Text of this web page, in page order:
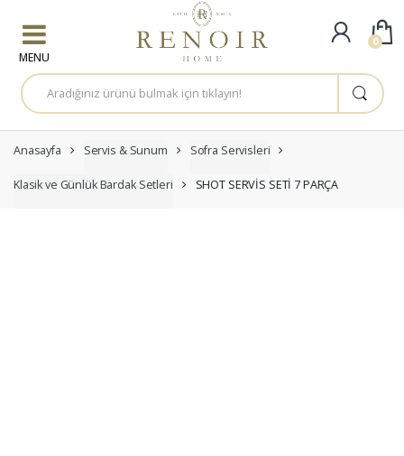
A
r
a
a
:
Anasayfa Servis & Sunum Sofra Servisleri
Klasik ve Günlük Bardak Setleri SHOT SERVİS SETİ 7 PARÇA
0